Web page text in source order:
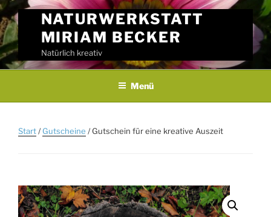
Skip
to
content
NATURWERKSTATT
MIRIAM BECKER
Natürlich kreativ
Menü
Start/Gutscheine / Gutschein für eine kreative Auszeit